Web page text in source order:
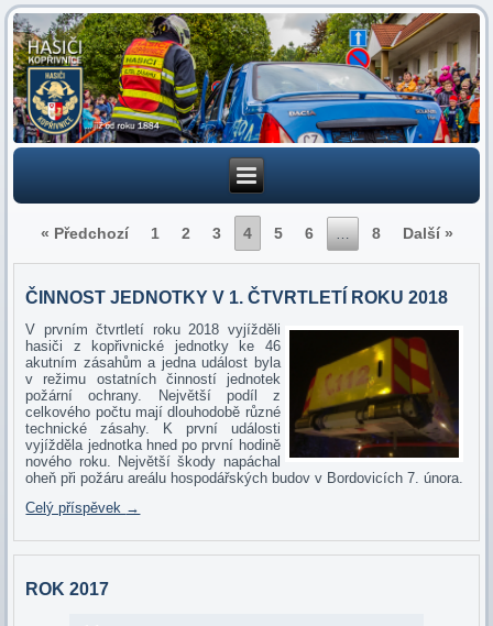
« Předchozí 1 2 3 4 5 6 … 8 Další »
ČINNOST JEDNOTKY V 1. ČTVRTLETÍ ROKU 2018
V prvním čtvrtletí roku 2018 vyjížděli
hasiči z kopřivnické jednotky ke 46
akutním zásahům a jedna událost byla
v režimu ostatních činností jednotek
požární ochrany. Největší podíl z
celkového počtu mají dlouhodobě různé
technické zásahy. K první události
vyjížděla jednotka hned po první hodině
nového roku. Největší škody napáchal
oheň při požáru areálu hospodářských budov v Bordovicích 7. února.
Celý příspěvek →
ROK 2017